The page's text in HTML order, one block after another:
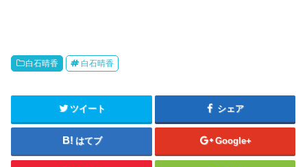
白石晴香 白石晴香
ツイート シェア
はてブ Google+